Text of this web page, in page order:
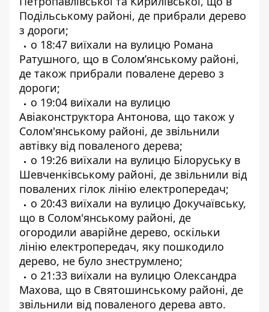
Подільському районі, де прибрали дерево
з дороги;
о 18:47 виїхали на вулицю Романа
Ратушного, що в Солом’янському районі,
де також прибрали повалене дерево з
дороги;
о 19:04 виїхали на вулицю
Авіаконструктора Антонова, що також у
Солом'янському районі, де звільнили
автівку від поваленого дерева;
о 19:26 виїхали на вулицю Білоруську в
Шевченківському районі, де звільнили від
повалених гілок лінію електропередач;
о 20:43 виїхали на вулицю Докучаївську,
що в Солом'янському районі, де
огородили аварійне дерево, оскільки
лінію електропередач, яку пошкодило
дерево, не було знеструмлено;
о 21:33 виїхали на вулицю Олександра
Махова, що в Святошинському районі, де
звільнили від поваленого дерева авто.